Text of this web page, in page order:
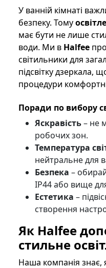
У ванній кімнаті
безпеку. Тому
має бути не лише
води. Ми в Halfee
світильники для
підсвітку дзеркала,
процедури
Поради по вибору
Яскравість– не
робочих зон.
Температура
нейтральне для
Безпека –
IP44 або вище
Естетика –
створення
Як Halfee
стильне
Наша компанія знає,